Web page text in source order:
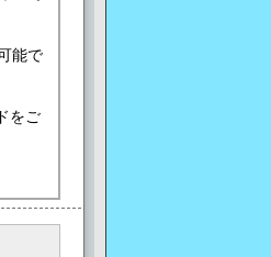
能で
をご